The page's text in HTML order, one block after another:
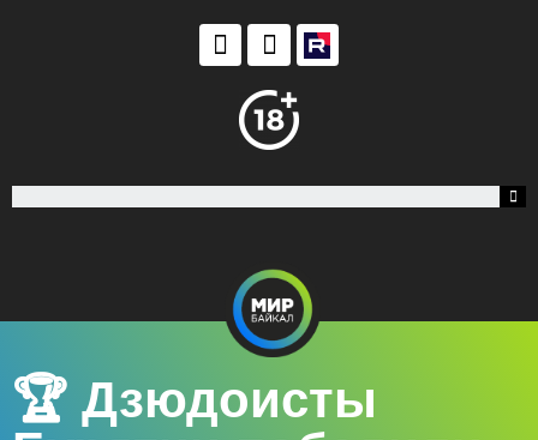
🏆 Дзюдоисты